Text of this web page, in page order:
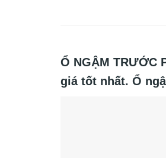
Ổ NGẬM TRƯỚC
giá tốt nhất. Ổ